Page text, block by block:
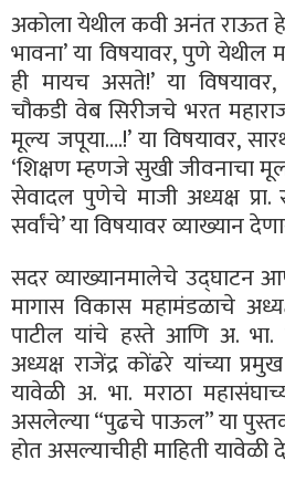
अकोला येथील कवी अनंत राऊत हे
भावना’ या विषयावर, पुणे येथील
ही मायच असते!’ या
चौकडी वेब सिरीजचे भरत
मूल्य जपूया….!’ या विषयावर,
‘शिक्षण म्हणजे सुखी जीवनाचा
सेवादल पुणेचे माजी अध्यक्ष प्रा.
सर्वांचे’ या विषयावर व्याख्यान
सदर व्याख्यानमालेचे उद्घाटन
मागास विकास महामंडळाचे
पाटील यांचे हस्ते आणि अ. भा.
अध्यक्ष राजेंद्र कोंढरे यांच्या
यावेळी अ. भा. मराठा
असलेल्या “पुढचे पाऊल” या
होत असल्याचीही माहिती